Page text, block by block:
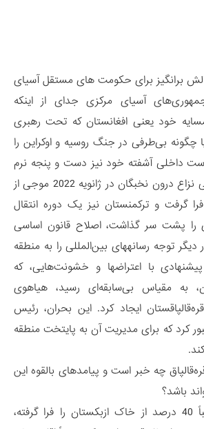
چالش برانگیز برای حکومت های مستقل آسیای
آسیای مرکزی جدای از اینکه
خود یعنی افغانستان که تحت رهبری
چگونه بی‌طرفی در جنگ روسیه و اوکراین را
داخلی آشفته خود نیز دست و پنجه نرم
کنند. پس از آنکه در پی نزاع درون نخبگان در ژانویه 2022 موجی از
گرفت و ترکمنستان نیز یک دوره انتقال
پشت سر گذاشت، اصلاح قانون اساسی
دیگر توجه رسانه­های بین‌المللی را به منطقه
با اعتراضها و خشونت‌هایی، که
به مقیاس بی‌سابقه‌ای رسید، هیاهوی
ایجاد کرد. این بحران، رئیس
کرد که برای مدیریت آن به پایتخت منطقه‌
چه خبر است و پیامدهای بالقوه این
باشد؟
قره‌قالپاقستان که تقریباً 40 درصد از خاک ازبکستان را فرا گرفته،